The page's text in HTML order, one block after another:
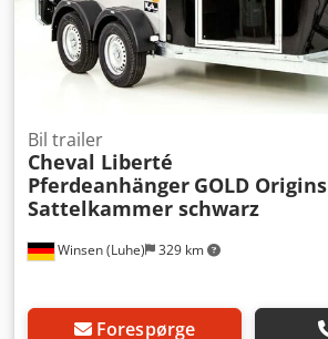
Winsen (Luhe) 329 km
Bil trailer
Cheval Liberté
Pferdeanhänger GOLD Origins
Sattelkammer schwarz
Forespørge